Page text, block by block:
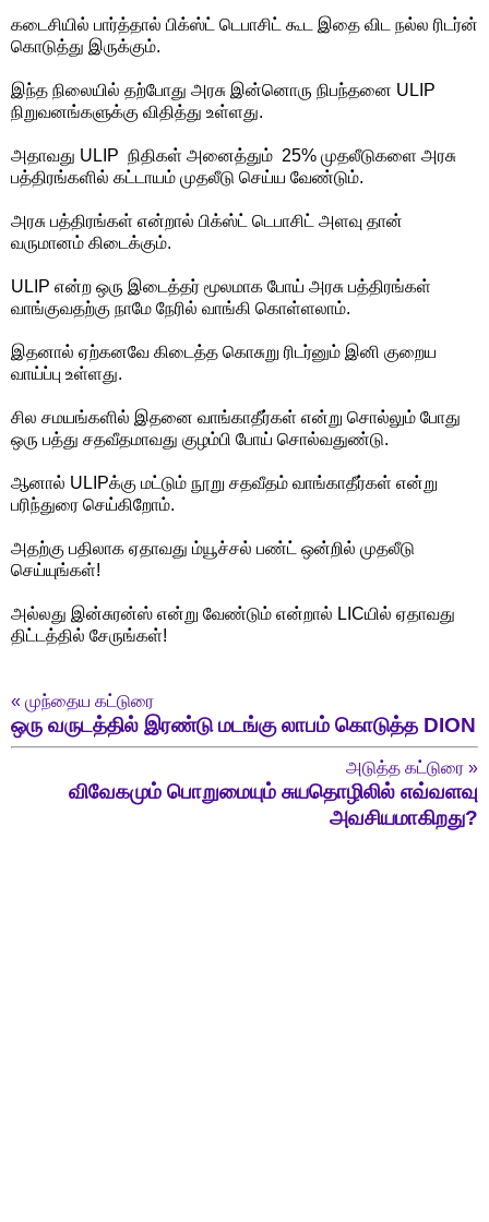
கடைசியில் பார்த்தால் பிக்ஸ்ட் டெபாசிட் கூட இதை விட நல்ல ரிடர்ன்
கொடுத்து இருக்கும்.
இந்த நிலையில் தற்போது அரசு இன்னொரு நிபந்தனை ULIP
நிறுவனங்களுக்கு விதித்து உள்ளது.
அதாவது ULIP நிதிகள் அனைத்தும் 25% முதலீடுகளை அரசு
பத்திரங்களில் கட்டாயம் முதலீடு செய்ய வேண்டும்.
அரசு பத்திரங்கள் என்றால் பிக்ஸ்ட் டெபாசிட் அளவு தான்
வருமானம் கிடைக்கும்.
ULIP என்ற ஒரு இடைத்தர் மூலமாக போய் அரசு பத்திரங்கள்
வாங்குவதற்கு நாமே நேரில் வாங்கி கொள்ளலாம்.
இதனால் ஏற்கனவே கிடைத்த கொசுறு ரிடர்னும் இனி குறைய
வாய்ப்பு உள்ளது.
சில சமயங்களில் இதனை வாங்காதீர்கள் என்று சொல்லும் போது
ஒரு பத்து சதவீதமாவது குழம்பி போய் சொல்வதுண்டு.
ஆனால் ULIPக்கு மட்டும் நூறு சதவீதம் வாங்காதீர்கள் என்று
பரிந்துரை செய்கிறோம்.
அதற்கு பதிலாக ஏதாவது ம்யூச்சல் பண்ட் ஒன்றில் முதலீடு
செய்யுங்கள்!
அல்லது இன்சுரன்ஸ் என்று வேண்டும் என்றால் LICயில் ஏதாவது
திட்டத்தில் சேருங்கள்!
« முந்தைய கட்டுரை
ஒரு வருடத்தில் இரண்டு மடங்கு லாபம் கொடுத்த DION
அடுத்த கட்டுரை »
விவேகமும் பொறுமையும் சுயதொழிலில் எவ்வளவு
அவசியமாகிறது?